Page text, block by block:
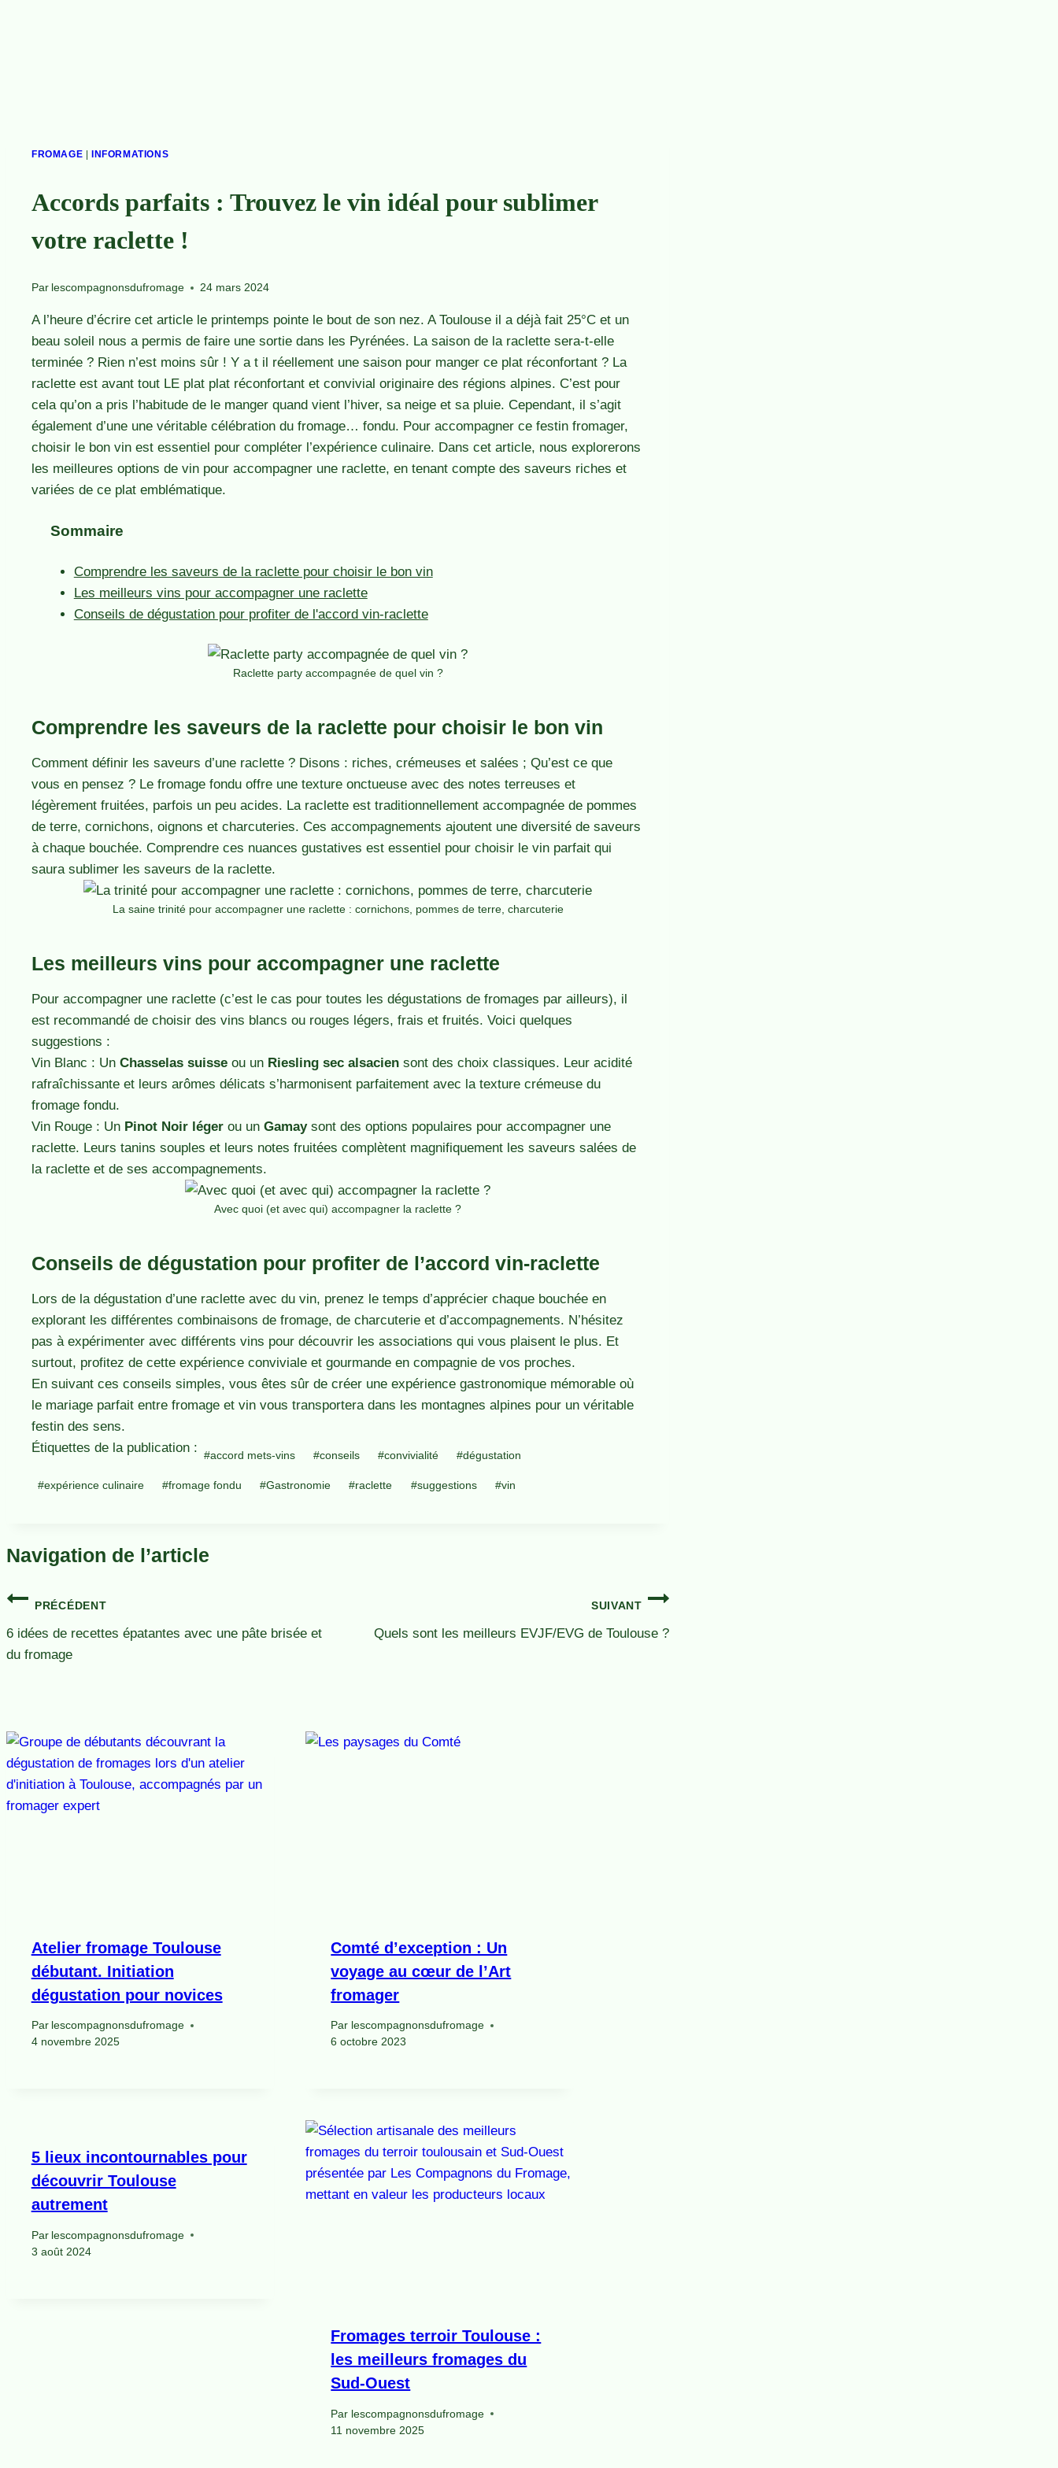
FROMAGE INFORMATIONS
Accords parfaits : Trouvez le vin idéal pour sublimer
votre raclette !
Par lescompagnonsdufromage 24 mars 2024
A l’heure d’écrire cet article le printemps pointe le bout de son nez. A Toulouse il a déjà fait 25°C et un
beau soleil nous a permis de faire une sortie dans les Pyrénées. La saison de la raclette sera-t-elle
terminée ? Rien n’est moins sûr ! Y a t il réellement une saison pour manger ce plat réconfortant ? La
raclette est avant tout LE plat plat réconfortant et convivial originaire des régions alpines. C’est pour
cela qu’on a pris l’habitude de le manger quand vient l’hiver, sa neige et sa pluie. Cependant, il s’agit
également d’une une véritable célébration du fromage… fondu. Pour accompagner ce festin fromager,
choisir le bon vin est essentiel pour compléter l’expérience culinaire. Dans cet article, nous explorerons
les meilleures options de vin pour accompagner une raclette, en tenant compte des saveurs riches et
variées de ce plat emblématique.
Sommaire
Comprendre les saveurs de la raclette pour choisir le bon vin
Les meilleurs vins pour accompagner une raclette
Conseils de dégustation pour profiter de l'accord vin-raclette
Raclette party accompagnée de quel vin ?
Comprendre les saveurs de la raclette pour choisir le bon vin
Comment définir les saveurs d’une raclette ? Disons : riches, crémeuses et salées ; Qu’est ce que
vous en pensez ? Le fromage fondu offre une texture onctueuse avec des notes terreuses et
légèrement fruitées, parfois un peu acides. La raclette est traditionnellement accompagnée de pommes
de terre, cornichons, oignons et charcuteries. Ces accompagnements ajoutent une diversité de saveurs
à chaque bouchée. Comprendre ces nuances gustatives est essentiel pour choisir le vin parfait qui
saura sublimer les saveurs de la raclette.
La saine trinité pour accompagner une raclette : cornichons, pommes de terre, charcuterie
Les meilleurs vins pour accompagner une raclette
Pour accompagner une raclette (c’est le cas pour toutes les dégustations de fromages par ailleurs), il
est recommandé de choisir des vins blancs ou rouges légers, frais et fruités. Voici quelques
suggestions :
Vin Blanc : Un Chasselas suisse ou un Riesling sec alsacien sont des choix classiques. Leur acidité
rafraîchissante et leurs arômes délicats s’harmonisent parfaitement avec la texture crémeuse du
fromage fondu.
Vin Rouge : Un Pinot Noir léger ou un Gamay sont des options populaires pour accompagner une
raclette. Leurs tanins souples et leurs notes fruitées complètent magnifiquement les saveurs salées de
la raclette et de ses accompagnements.
Avec quoi (et avec qui) accompagner la raclette ?
Conseils de dégustation pour profiter de l’accord vin-raclette
Lors de la dégustation d’une raclette avec du vin, prenez le temps d’apprécier chaque bouchée en
explorant les différentes combinaisons de fromage, de charcuterie et d’accompagnements. N’hésitez
pas à expérimenter avec différents vins pour découvrir les associations qui vous plaisent le plus. Et
surtout, profitez de cette expérience conviviale et gourmande en compagnie de vos proches.
En suivant ces conseils simples, vous êtes sûr de créer une expérience gastronomique mémorable où
le mariage parfait entre fromage et vin vous transportera dans les montagnes alpines pour un véritable
festin des sens.
Étiquettes de la publication :
#accord mets-vins #conseils #convivialité #dégustation
#expérience culinaire #fromage fondu #Gastronomie #raclette #suggestions #vin
Navigation de l’article
PRÉCÉDENT
6 idées de recettes épatantes avec une pâte brisée et
du fromage
SUIVANT
Quels sont les meilleurs EVJF/EVG de Toulouse ?
Atelier fromage Toulouse
débutant. Initiation
dégustation pour novices
Par lescompagnonsdufromage
4 novembre 2025
Comté d’exception : Un
voyage au cœur de l’Art
fromager
Par lescompagnonsdufromage
6 octobre 2023
5 lieux incontournables pour
découvrir Toulouse
autrement
Par lescompagnonsdufromage
3 août 2024
Fromages terroir Toulouse :
les meilleurs fromages du
Sud-Ouest
Par lescompagnonsdufromage
11 novembre 2025